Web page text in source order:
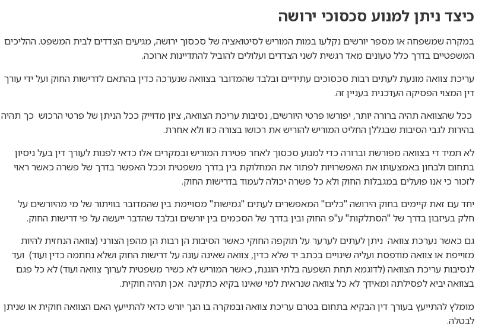
כיצד ניתן למנוע סכסוכי ירושה
במקרה שמשפחה או מספר יורשים נקלעו במות המוריש לסיטואציה של סכסוך ירושה, מגיעים הצדדים לבית המשפט. ההליכים
המשפטיים בדרך כלל טעונים מאד רגשית לשני הצדדים ועלולים להוביל להתדיינות ארוכה.
עריכת צוואה מונעת לעתים רבות סכסוכים עתידיים ובלבד שהמדובר בצוואה שנערכה כדין בהתאם לדרישות החוק ועל ידי עורך
דין המצוי הפסיקה העדכנית בעניין זה.
ככל שהצוואה תהיה ברורה יותר, יפורשו פרטי היורשים, נסיבות עריכת הצוואה, ציון מדוייק ככל הניתן של פרטי הרכוש כך תהיה
בהירות לגבי הסיבות שבגללן החליט המוריש להוריש את רכושו בצורה כזו ולא אחרת.
לא תמיד די בצוואה מפורשת וברורה כדי למנוע סכסוך לאחר פטירת המוריש ובמקרים אלו כדאי לפנות לעורך דין בעל ניסיון
בתחום ולבחון באמצעותו את האפשרויות לפתור את המחלוקת בין בדרך משפטית וככל האפשר בדרך של פשרה כאשר ראוי
לזכור כי אנו פועלים במגבלות החוק ולא כל פשרה יכולה לעמוד בדרישות החוק.
יחד עם זאת קיימים בחוק הירושה "כלים" המאפשרים לעתים "גמישות" מסויימת בין שהמדובר בוויתור של מי מהיורשים על
חלק בעיזבון בדרך של "הסתלקות" ע"פ החוק ובין בדרך של הסכמים בין יורשים ובלבד שהדבר ייעשה על פי דרישות החוק.
גם כאשר נערכת צוואה ניתן לעתים לערער על תוקפה החוקי כאשר הסיבות הן רבות הן מהפן הצורני (צוואה הנחזית להיות
מזוייפת או צוואה מודפסת ועליה שינויים בכתב יד שלא כדין, צוואה שאינה עונה על דרישות החוק ושלא נחתמה כדין ועוד) ועד
לנסיבות עריכת הצוואה (לדוגמא תחת השפעה בלתי הוגנת, כאשר המוריש לא כשיר משפטית לערוך צוואה ועוד) לא כל פגם
בצוואה יביא לפסילתה ומאידך לא כל צוואה שנראית למי שאינו בקיא כתקינה אכן תהיה חוקית.
מומלץ להתייעץ בעורך דין הבקיא בתחום בטרם עריכת צוואה ובמקרה בו הנך יורש כדאי להתייעץ האם הצוואה חוקית או שניתן
לבטלה.